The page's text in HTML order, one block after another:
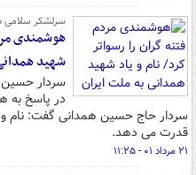
سرلشکر سلامی
هوشمندی
شهید
سردار
در پاسخ به
سردار حاج حسین همدانی گفت: نام
قدرت می دهد.
۲۱ مرداد ۰۱ - ۱۱:۲۵